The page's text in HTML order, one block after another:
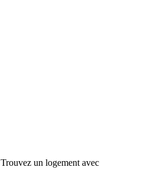
Trouvez un logement avec